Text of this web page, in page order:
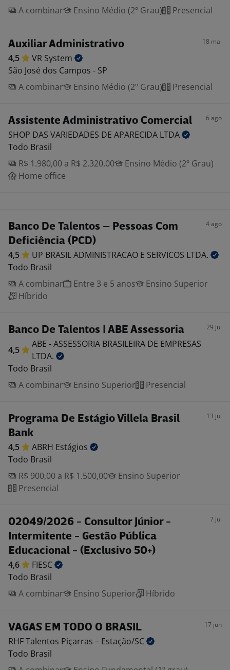
A combinar
Ensino Médio (2º Grau) Presencial
Auxiliar Administrativo 18 mai
4,5 VR System
São José dos Campos - SP
A combinar
Ensino Médio (2º Grau) Presencial
Assistente Administrativo Comercial 6 ago
SHOP DAS VARIEDADES DE APARECIDA LTDA
Todo Brasil
R$ 1.980,00 a R$ 2.320,00
Ensino Médio (2º Grau)
Home office
Banco De Talentos – Pessoas Com
Deficiência (PCD)
4 ago
4,5 UP BRASIL ADMINISTRACAO E SERVICOS LTDA.
Todo Brasil
A combinar
Entre 3 e 5 anos
Ensino Superior
Híbrido
Banco De Talentos | ABE Assessoria 29 jul
4,5
ABE - ASSESSORIA BRASILEIRA DE EMPRESAS
LTDA.
Todo Brasil
A combinar
Ensino Superior Presencial
Programa De Estágio Villela Brasil
Bank
13 jul
4,5 ABRH Estágios
Todo Brasil
R$ 900,00 a R$ 1.500,00
Ensino Superior
Presencial
02049/2026 - Consultor Júnior -
Intermitente - Gestão Pública
Educacional - (Exclusivo 50+)
7 jul
4,6
FIESC
Todo Brasil
A combinar
Ensino Superior Híbrido
VAGAS EM TODO O BRASIL 17 jun
RHF Talentos Piçarras – Estação/SC
Todo Brasil